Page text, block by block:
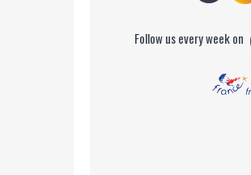
Follow us every week on